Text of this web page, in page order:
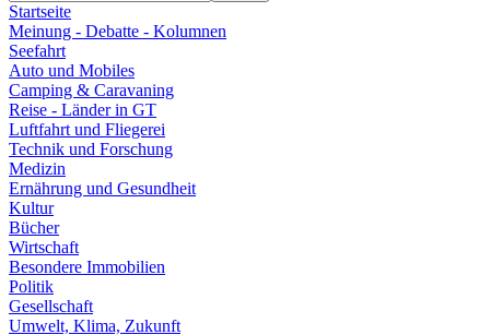
Startseite
Meinung - Debatte - Kolumnen
Seefahrt
Auto und Mobiles
Camping & Caravaning
Reise - Länder in GT
Luftfahrt und Fliegerei
Technik und Forschung
Medizin
Ernährung und Gesundheit
Kultur
Bücher
Wirtschaft
Besondere Immobilien
Politik
Gesellschaft
Umwelt, Klima, Zukunft